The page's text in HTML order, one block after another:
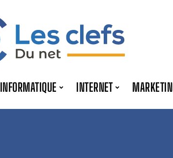
INFORMATIQUE INTERNET